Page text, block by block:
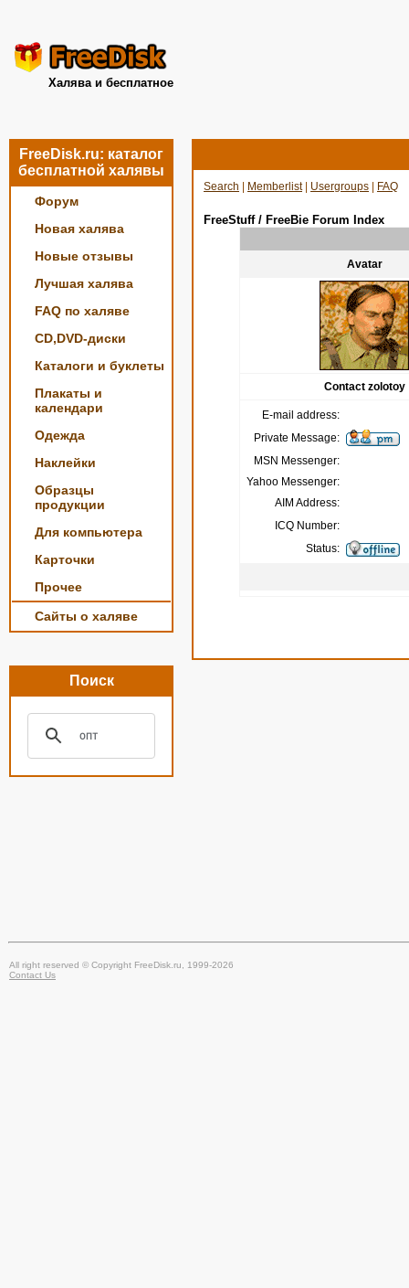
Халява и бесплатное
FreeDisk.ru: каталог
бесплатной халявы
Форум
Новая халява
Новые отзывы
Лучшая халява
FAQ по халяве
CD,DVD-диски
Каталоги и буклеты
Плакаты и
календари
Одежда
Наклейки
Образцы
продукции
Для компьютера
Карточки
Прочее
Сайты о халяве
Поиск
Search Memberlist| Usergroups FAQ
FreeStuff / FreeBie Forum Index
Avatar
Contact zolotoy
E-mail address:
Private Message:
MSN Messenger:
Yahoo Messenger:
AIM Address:
ICQ Number:
Status:
All right reserved © Copyright FreeDisk.ru, 1999-2026
Contact Us